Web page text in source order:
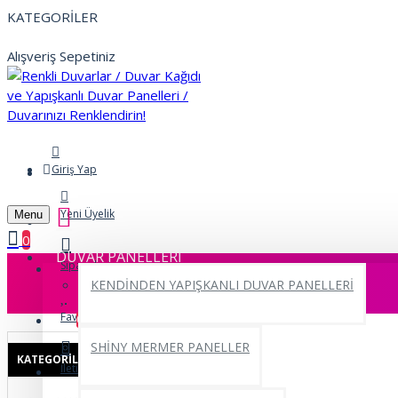
KATEGORİLER
Alışveriş Sepetiniz
Giriş Yap
Yeni Üyelik
Siparişlerim
Favorilerim
0
İletişim
DUVAR PANELLERİ
KENDİNDEN YAPIŞKANLI DUVAR PANELLERİ
SHİNY MERMER PANELLER
Menu
0
KATEGORILER